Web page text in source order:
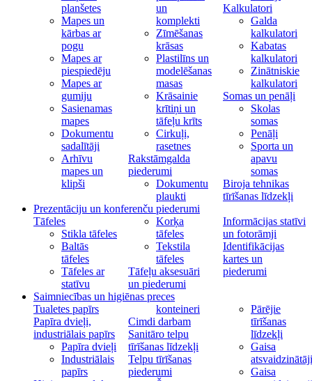
planšetes
Mapes un
kārbas ar
pogu
Mapes ar
piespiedēju
Mapes ar
gumiju
Sasienamas
mapes
Dokumentu
sadalītāji
Arhīvu
mapes un
klipši
un
komplekti
Zīmēšanas
krāsas
Plastilīns un
modelēšanas
masas
Krāsainie
krītiņi un
tāfeļu krīts
Cirkuļi,
rasetnes
Rakstāmgalda
piederumi
Dokumentu
plaukti
Kalkulatori
Galda
kalkulatori
Kabatas
kalkulatori
Zinātniskie
kalkulatori
Somas un penāļi
Skolas
somas
Penāļi
Sporta un
apavu
somas
Biroja tehnikas
tīrīšanas līdzekļi
Prezentāciju un konferenču piederumi
Tāfeles
Stikla tāfeles
Baltās
tāfeles
Tāfeles ar
statīvu
Korķa
tāfeles
Tekstila
tāfeles
Tāfeļu aksesuāri
un piederumi
Informācijas statīvi
un fotorāmji
Identifikācijas
kartes un
piederumi
Saimniecības un higiēnas preces
Tualetes papīrs
Papīra dvieļi,
industriālais papīrs
Papīra dvieļi
Industriālais
papīrs
konteineri
Cimdi darbam
Sanitāro telpu
tīrīšanas līdzekļi
Telpu tīrīšanas
piederumi
Pārējie
tīrīšanas
līdzekļi
Gaisa
atsvaidzinātāji
Gaisa